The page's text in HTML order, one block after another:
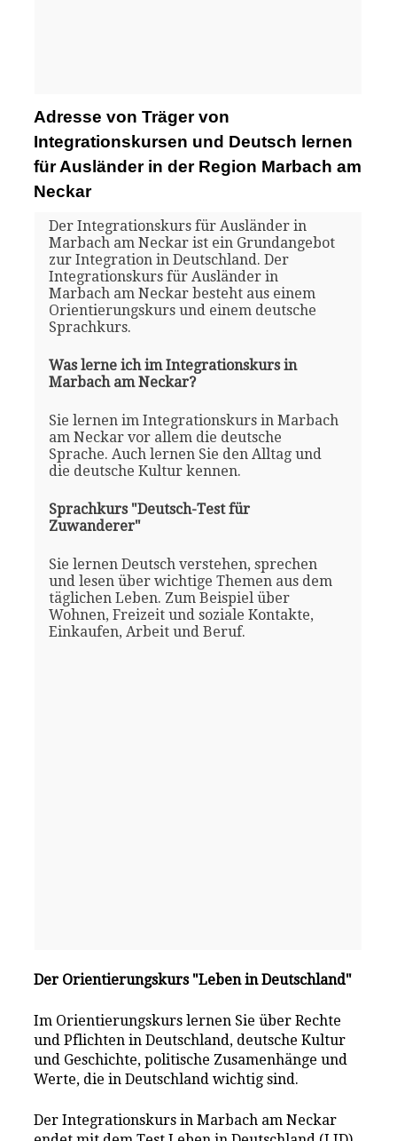
Adresse von Träger von
Integrationskursen und Deutsch lernen
für Ausländer in der Region Marbach am
Neckar
Der Integrationskurs für Ausländer in
Marbach am Neckar ist ein Grundangebot
zur Integration in Deutschland. Der
Integrationskurs für Ausländer in
Marbach am Neckar besteht aus einem
Orientierungskurs und einem deutsche
Sprachkurs.
Was lerne ich im Integrationskurs in
Marbach am Neckar?
Sie lernen im Integrationskurs in Marbach
am Neckar vor allem die deutsche
Sprache. Auch lernen Sie den Alltag und
die deutsche Kultur kennen.
Sprachkurs "Deutsch-Test für
Zuwanderer"
Sie lernen Deutsch verstehen, sprechen
und lesen über wichtige Themen aus dem
täglichen Leben. Zum Beispiel über
Wohnen, Freizeit und soziale Kontakte,
Einkaufen, Arbeit und Beruf.
Der Orientierungskurs "Leben in Deutschland"
Im Orientierungskurs lernen Sie über Rechte
und Pflichten in Deutschland, deutsche Kultur
und Geschichte, politische Zusamenhänge und
Werte, die in Deutschland wichtig sind.
Der Integrationskurs in Marbach am Neckar